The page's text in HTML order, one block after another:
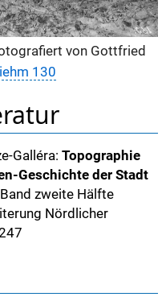
von Gottfried
130
Galléra: Topographie
Geschichte der Stadt
zweite Hälfte
Nördlicher